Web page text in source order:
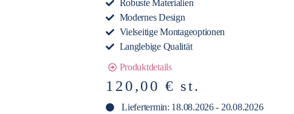
Robuste Materialien
Modernes Design
Vielseitige Montageoptionen
Langlebige Qualität
Produktdetails
120,00€ st.
Liefertermin: 18.08.2026 - 20.08.2026